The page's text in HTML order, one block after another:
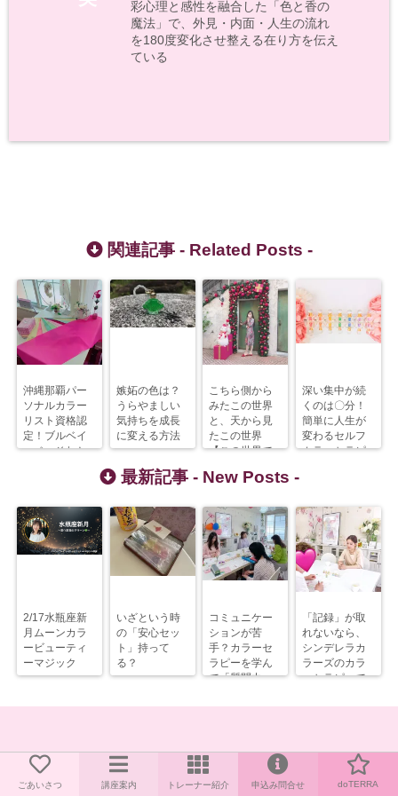
彩心理と感性を融合した「色と香の
魔法」で、外見・内面・人生の流れ
を180度変化させ整える在り方を伝え
ている
関連記事 - Related Posts -
沖縄那覇パー
ソナルカラー
リスト資格認
定！ブルベイ
エベ・それと
嫉妬の色は？
うらやましい
気持ちを成長
に変える方法
こちら側から
みたこの世界
と、天から見
たこの世界
【この世界で
は？】
深い集中が続
くのは〇分！
簡単に人生が
変わるセルフ
カラーセラピ
最新記事 - New Posts -
2/17水瓶座新
月ムーンカラ
ービューティ
ーマジック
いざという時
の「安心セッ
ト」持って
る？
コミュニケー
ションが苦
手？カラーセ
ラピーを学ん
で「質問力」
し！
「記録」が取
れないなら、
シンデレラカ
ラーズのカラ
ーセラピーで
ごあいさつ 講座案内 トレーナー紹介 申込み問合せ doTERRA
Copyright©Cinderella Colors , 2026 All Rights Reserved.